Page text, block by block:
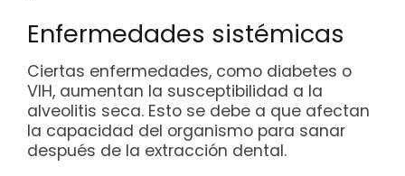
Enfermedades sistémicas
Ciertas enfermedades, como diabetes o
VIH, aumentan la susceptibilidad a la
alveolitis seca. Esto se debe a que afectan
la capacidad del organismo para sanar
después de la extracción dental.